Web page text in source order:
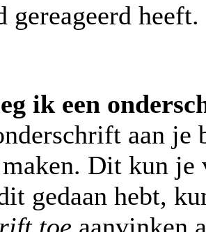
gereageerd heeft.
ik een
aan je
maken. Dit kun
gedaan hebt,